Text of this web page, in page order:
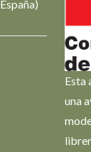
Esta
una